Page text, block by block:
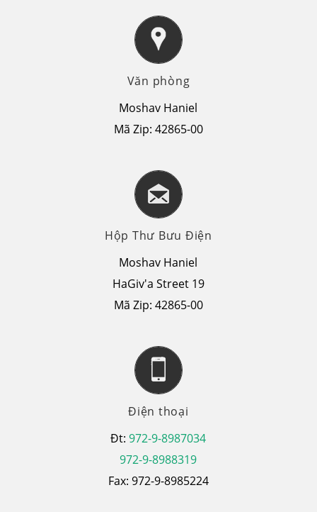
Văn phòng
Moshav Haniel
Mã Zip: 42865-00
Hộp Thư Bưu Điện
Moshav Haniel
HaGiv'a Street 19
Mã Zip: 42865-00
Điện thoại
Đt:972-9-8987034
972-9-8988319
Fax: 972-9-8985224